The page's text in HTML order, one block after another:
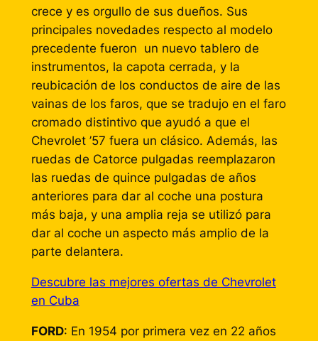
crece y es orgullo de sus dueños. Sus
principales novedades respecto al modelo
precedente fueron un nuevo tablero de
instrumentos, la capota cerrada, y la
reubicación de los conductos de aire de las
vainas de los faros, que se tradujo en el faro
cromado distintivo que ayudó a que el
Chevrolet ’57 fuera un clásico. Además, las
ruedas de Catorce pulgadas reemplazaron
las ruedas de quince pulgadas de años
anteriores para dar al coche una postura
más baja, y una amplia reja se utilizó para
dar al coche un aspecto más amplio de la
parte delantera.
Descubre las mejores ofertas de Chevrolet
en Cuba
FORD: En 1954 por primera vez en 22 años